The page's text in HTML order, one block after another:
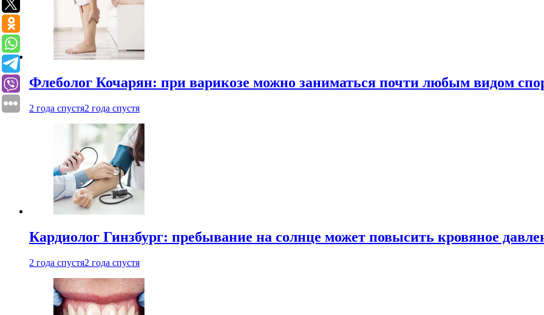
Флеболог Кочарян: при варикозе можно заниматься почти любым видом
2 года спустя2 года спустя
Кардиолог Гинзбург: пребывание на солнце может повысить кровяное
2 года спустя2 года спустя